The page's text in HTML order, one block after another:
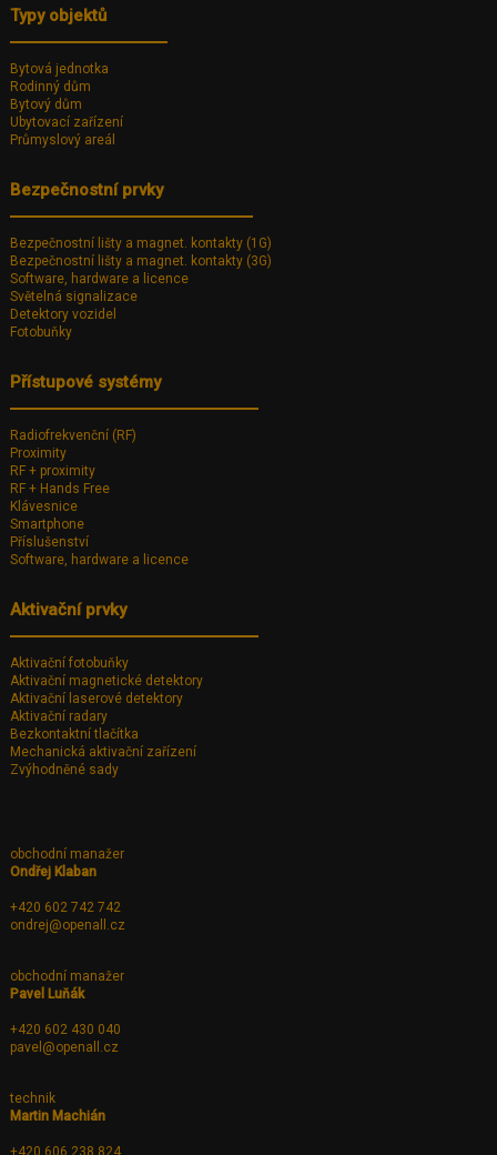
Typy objektů
Bytová jednotka
Rodinný dům
Bytový dům
Ubytovací zařízení
Průmyslový areál
Bezpečnostní prvky
Bezpečnostní lišty a magnet. kontakty (1G)
Bezpečnostní lišty a magnet. kontakty (3G)
Software, hardware a licence
Světelná signalizace
Detektory vozidel
Fotobuňky
Přístupové systémy
Radiofrekvenční (RF)
Proximity
RF + proximity
RF + Hands Free
Klávesnice
Smartphone
Příslušenství
Software, hardware a licence
Aktivační prvky
Aktivační fotobuňky
Aktivační magnetické detektory
Aktivační laserové detektory
Aktivační radary
Bezkontaktní tlačítka
Mechanická aktivační zařízení
Zvýhodněné sady
obchodní manažer
Ondřej Klaban
+420 602 742 742
ondrej@openall.cz
obchodní manažer
Pavel Luňák
+420 602 430 040
pavel@openall.cz
technik
Martin Machián